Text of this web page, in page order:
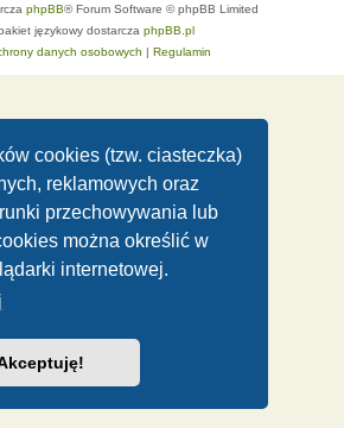
cookies (tzw. ciasteczka)
reklamowych oraz
przechowywania lub
można określić w
internetowej.
phpBB® Forum Software © phpBB Limited
językowy dostarcza phpBB.pl
danych osobowych | Regulamin